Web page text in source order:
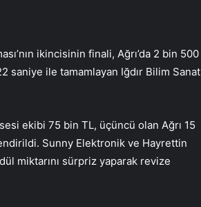
ikincisinin finali, Ağrı’da 2 bin 500
saniye ile tamamlayan Iğdır Bilim Sanat
ekibi 75 bin TL, üçüncü olan Ağrı 15
Sunny Elektronik ve Hayrettin
miktarını sürpriz yaparak revize